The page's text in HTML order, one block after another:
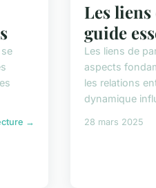
→
Les
guide
Les liens de
aspects
les relations
dynamique
28 mars 2025